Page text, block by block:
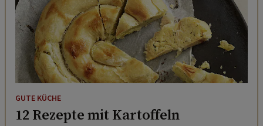
GUTE KÜCHE
12 Rezepte mit Kartoffeln